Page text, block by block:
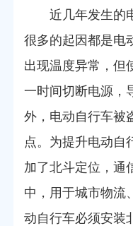
近几年发生的
很多的起因都是电
出现温度异常，但
一时间切断电源，
外，电动自行车被
点。为提升电动自
加了北斗定位，通
中，用于城市物流
动自行车必须安装